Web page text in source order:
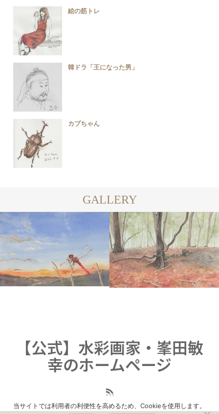
絵の筋トレ
韓ドラ「王になった男」
カブちゃん
GALLERY
【公式】水彩画家・峯田敏
幸のホームページ
当サイトでは利用者の利便性を高めるため、Cookieを使用します。